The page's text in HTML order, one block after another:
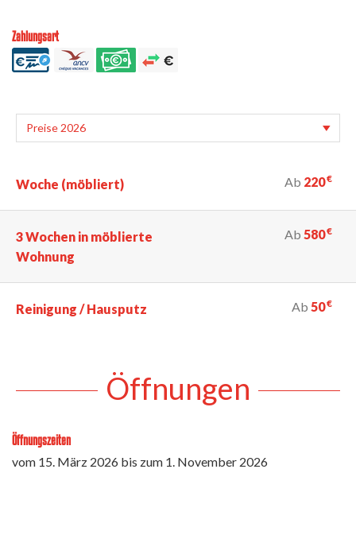
Zahlungsart
Woche (möbliert) Ab 220€
3 Wochen in möblierte
Wohnung
Ab 580€
Reinigung / Hausputz Ab 50€
Öffnungen
Öffnungszeiten
vom 15. März 2026 bis zum 1. November 2026